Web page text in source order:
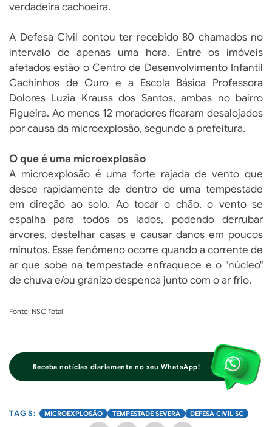
verdadeira cachoeira.
A Defesa Civil contou ter recebido 80 chamados no
intervalo de apenas uma hora. Entre os imóveis
afetados estão o Centro de Desenvolvimento Infantil
Cachinhos de Ouro e a Escola Básica Professora
Dolores Luzia Krauss dos Santos, ambas no bairro
Figueira. Ao menos 12 moradores ficaram desalojados
por causa da microexplosão, segundo a prefeitura.
O que é uma microexplosão
A microexplosão é uma forte rajada de vento que
desce rapidamente de dentro de uma tempestade
em direção ao solo. Ao tocar o chão, o vento se
espalha para todos os lados, podendo derrubar
árvores, destelhar casas e causar danos em poucos
minutos. Esse fenômeno ocorre quando a corrente de
ar que sobe na tempestade enfraquece e o "núcleo"
de chuva e/ou granizo despenca junto com o ar frio.
Fonte: NSC Total
Receba notícias diariamente no seu WhatsApp!
MICROEXPLOSÃO TEMPESTADE SEVERA DEFESA CIVIL SC